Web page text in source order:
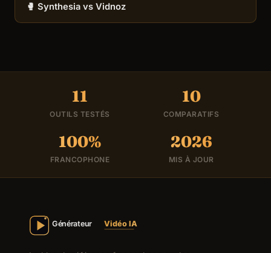
🥊 Synthesia vs Vidnoz
11
OUTILS TESTÉS
10
COMPARATIFS
100%
FRANCOPHONE
2026
MIS À JOUR